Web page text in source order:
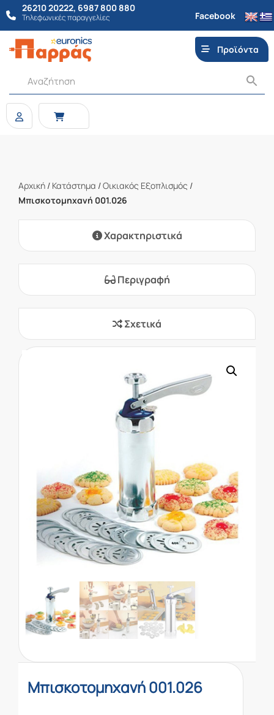
26210 20222, 6987 800 880
Τηλεφωνικές παραγγελίες Facebook
Προϊόντα
Αρχική / Κατάστημα /Οικιακός Εξοπλισμός /
Μπισκοτομηχανή 001.026
Χαρακτηριστικά
Περιγραφή
Σχετικά
Μπισκοτομηχανή 001.026